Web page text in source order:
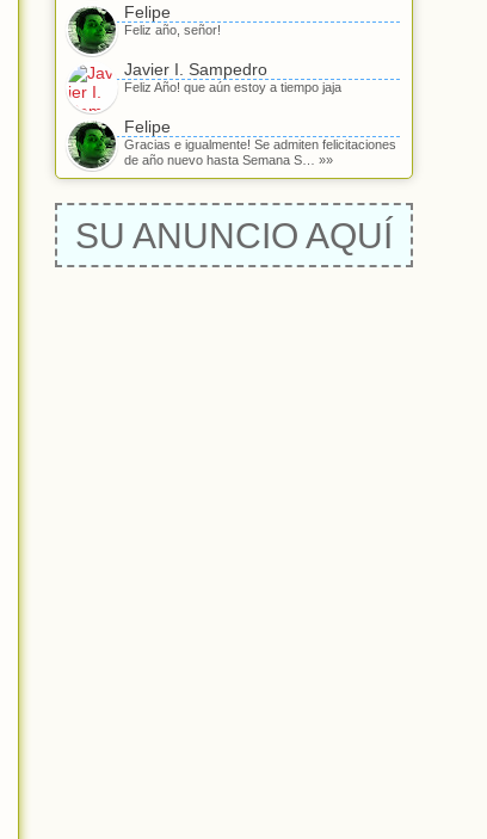
Felipe
Feliz año, señor!
Javier I. Sampedro
Feliz Año! que aún estoy a tiempo jaja
Felipe
Gracias e igualmente! Se admiten felicitaciones
de año nuevo hasta Semana S… »»
SU ANUNCIO AQUÍ